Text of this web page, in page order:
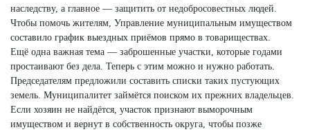
наследству, а главное — защитить от недобросовестных людей.
Чтобы помочь жителям, Управление муниципальным имуществом
составило график выездных приёмов прямо в товариществах.
Ещё одна важная тема — заброшенные участки, которые годами
простаивают без дела. Теперь с этим можно и нужно работать.
Председателям предложили составить списки таких пустующих
земель. Муниципалитет займётся поиском их прежних владельцев.
Если хозяин не найдётся, участок признают выморочным
имуществом и вернут в собственность округа, чтобы позже